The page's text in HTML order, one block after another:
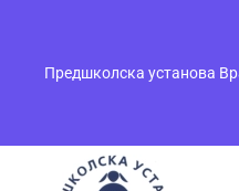
Skip to main content
Предшколска установа